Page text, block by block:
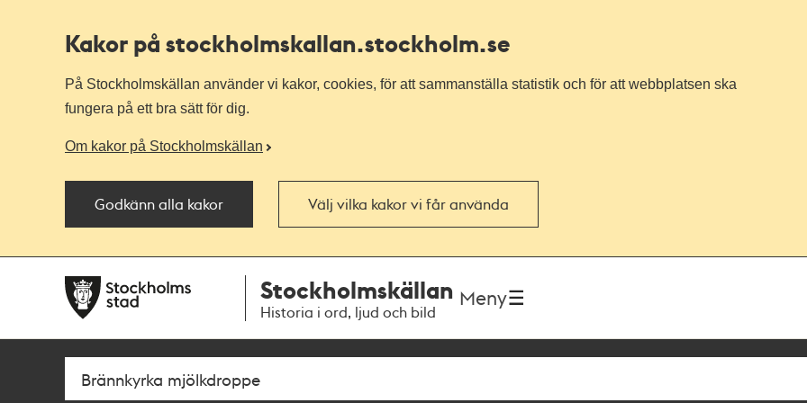
Kakor på stockholmskallan.stockholm.se
På Stockholmskällan använder vi kakor, cookies, för att sammanställa statistik och för att webbplatsen ska
fungera på ett bra sätt för dig.
Om kakor på Stockholmskällan
Godkänn alla kakor Välj vilka kakor vi får använda
navigationen
huvudinnehållet
Stockholmskällan
Historia i ord, ljud och bild
Meny
Sök